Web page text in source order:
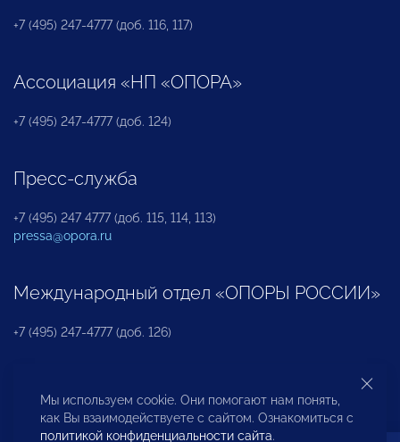
+7 (495) 247-4777 (доб. 116, 117)
Ассоциация «НП «ОПОРА»
+7 (495) 247-4777 (доб. 124)
Пресс-служба
+7 (495) 247 4777 (доб. 115, 114, 113)
pressa@opora.ru
Международный отдел «ОПОРЫ РОССИИ»
+7 (495) 247-4777 (доб. 126)
Бюро по защите прав предпринимателей и
инвесторов
Мы используем cookie. Они помогают нам понять,
как Вы взаимодействуете с сайтом. Ознакомиться с
политикой конфиденциальности сайта.